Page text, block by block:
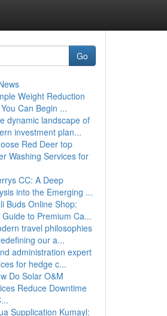
Go
Weight Reduction
Can Begin ...
dynamic landscape of
investment plan...
Red Deer top
Washing Services for
CC: A Deep
into the Emerging ...
Buds Online Shop:
Guide to Premium Ca...
travel philosophies
our a...
administration expert
for hedge c...
Do Solar O&M
Reduce Downtime
Supplication Kumayl: